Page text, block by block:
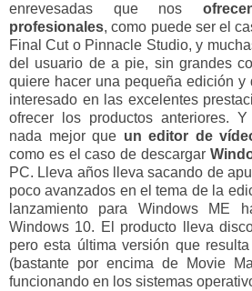
enrevesadas que nos
profesionales, como puede ser el
Final Cut o Pinnacle Studio, y
del usuario de a pie, sin grandes
quiere hacer una pequeña edición y
interesado en las excelentes
ofrecer los productos anteriores.
nada mejor que un editor de
como es el caso de descargar
PC. Lleva años lleva sacando de
poco avanzados en el tema de la
lanzamiento para Windows ME
Windows 10. El producto lleva
pero esta última versión que
(bastante por encima de Movie
funcionando en los sistemas